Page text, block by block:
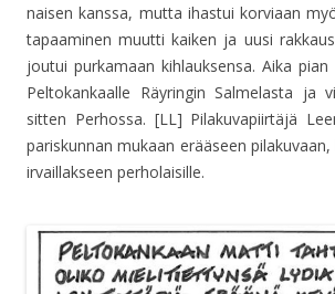
naisen kanssa, mutta ihastui korviaan
tapaaminen muutti kaiken ja uusi
joutui purkamaan kihlauksensa. Aika
Peltokankaalle Räyringin Salmelasta ja
sitten Perhossa. [LL] Pilakuvapiirtäjä
pariskunnan mukaan erääseen
irvaillakseen perholaisille.